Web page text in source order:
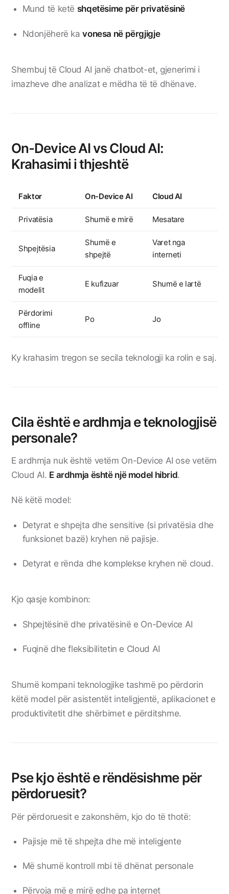
Mund të ketë shqetësime për privatësinë
Ndonjëherë kavonesa në përgjigje
Shembuj të Cloud AI janë chatbot-et, gjenerimi i
imazheve dhe analizat e mëdha të të dhënave.
On-Device AI vs Cloud AI:
Krahasimi i thjeshtë
Faktor On-Device AI Cloud AI
Privatësia Shumë e mirë Mesatare
Shpejtësia
Shumë e
shpejtë
Varet nga
interneti
Fuqia e
modelit
E kufizuar Shumë e lartë
Përdorimi
offline
Po Jo
Ky krahasim tregon se secila teknologji ka rolin e saj.
Cila është e ardhmja e teknologjisë
personale?
E ardhmja nuk është vetëm On-Device AI ose vetëm
Cloud AI. E ardhmja është një model hibrid.
Në këtë model:
Detyrat e shpejta dhe sensitive (si privatësia dhe
funksionet bazë) kryhen në pajisje.
Detyrat e rënda dhe komplekse kryhen në cloud.
Kjo qasje kombinon:
Shpejtësinë dhe privatësinë e On-Device AI
Fuqinë dhe fleksibilitetin e Cloud AI
Shumë kompani teknologjike tashmë po përdorin
këtë model për asistentët inteligjentë, aplikacionet e
produktivitetit dhe shërbimet e përditshme.
Pse kjo është e rëndësishme për
përdoruesit?
Për përdoruesit e zakonshëm, kjo do të thotë:
Pajisje më të shpejta dhe më inteligjente
Më shumë kontroll mbi të dhënat personale
Përvoja më e mirë edhe pa internet